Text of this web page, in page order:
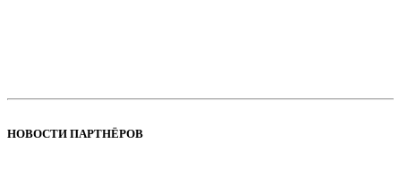
НОВОСТИ ПАРТНЁРОВ